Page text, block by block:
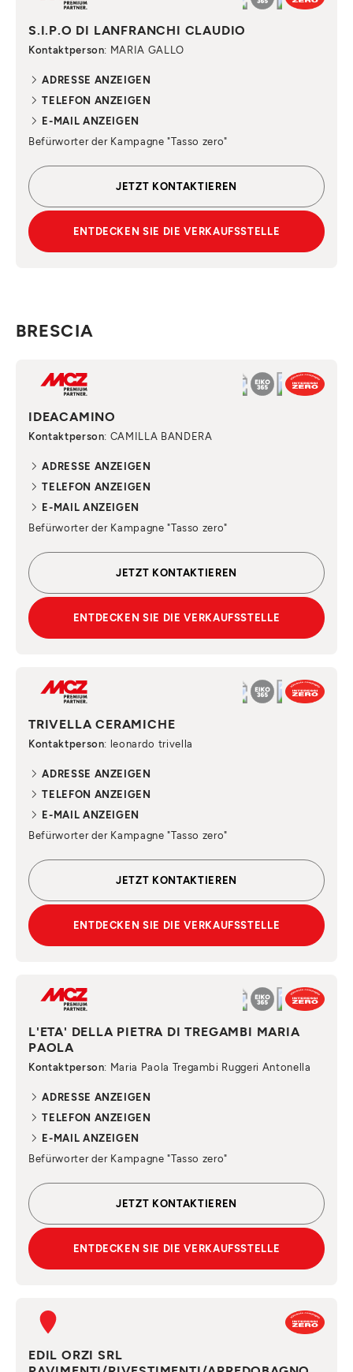
S.I.P.O DI LANFRANCHI CLAUDIO
Kontaktperson: MARIA GALLO
ADRESSE ANZEIGEN
TELEFON ANZEIGEN
E-MAIL ANZEIGEN
Befürworter der Kampagne "Tasso zero"
JETZT KONTAKTIEREN
ENTDECKEN SIE DIE VERKAUFSSTELLE
BRESCIA
IDEACAMINO
Kontaktperson: CAMILLA BANDERA
ADRESSE ANZEIGEN
TELEFON ANZEIGEN
E-MAIL ANZEIGEN
Befürworter der Kampagne "Tasso zero"
JETZT KONTAKTIEREN
ENTDECKEN SIE DIE VERKAUFSSTELLE
TRIVELLA CERAMICHE
Kontaktperson: leonardo trivella
ADRESSE ANZEIGEN
TELEFON ANZEIGEN
E-MAIL ANZEIGEN
Befürworter der Kampagne "Tasso zero"
JETZT KONTAKTIEREN
ENTDECKEN SIE DIE VERKAUFSSTELLE
L'ETA' DELLA PIETRA DI TREGAMBI MARIA
PAOLA
Kontaktperson: Maria Paola Tregambi Ruggeri Antonella
ADRESSE ANZEIGEN
TELEFON ANZEIGEN
E-MAIL ANZEIGEN
Befürworter der Kampagne "Tasso zero"
JETZT KONTAKTIEREN
ENTDECKEN SIE DIE VERKAUFSSTELLE
EDIL ORZI SRL